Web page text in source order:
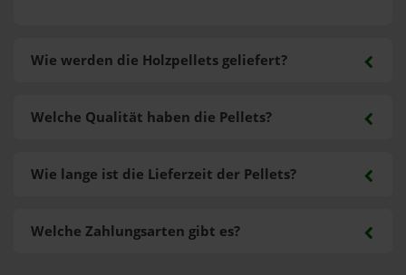
Wie werden die Holzpellets geliefert?
Welche Zahlungsarten gibt es?
Welche Qualität haben die Pellets?
Wie lange ist die Lieferzeit der Pellets?